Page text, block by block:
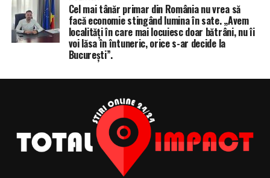
Cel mai tânăr primar din România nu vrea să
facă economie stingând lumina în sate. „Avem
localități în care mai locuiesc doar bătrâni, nu îi
voi lăsa în întuneric, orice s-ar decide la
București”.